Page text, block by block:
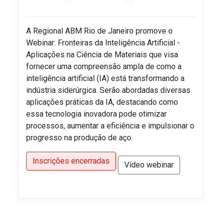
A Regional ABM Rio de Janeiro promove o
Webinar: Fronteiras da Inteligência Artificial -
Aplicações na Ciência de Materiais que visa
fornecer uma compreensão ampla de como a
inteligência artificial (IA) está transformando a
indústria siderúrgica. Serão abordadas diversas
aplicações práticas da IA, destacando como
essa tecnologia inovadora pode otimizar
processos, aumentar a eficiência e impulsionar o
progresso na produção de aço.
Inscrições encerradas Vídeo webinar